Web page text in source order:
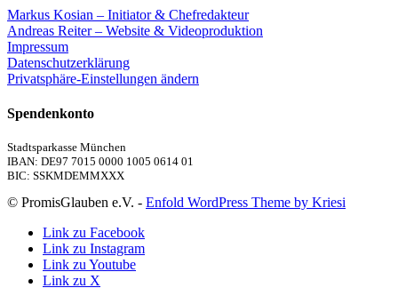
Markus Kosian – Initiator & Chefredakteur
Andreas Reiter – Website & Videoproduktion
Impressum
Datenschutzerklärung
Privatsphäre-Einstellungen ändern
Spendenkonto
Stadtsparkasse München
IBAN: DE97 7015 0000 1005 0614 01
BIC: SSKMDEMMXXX
© PromisGlauben e.V. - Enfold WordPress Theme by Kriesi
Link zu Facebook
Link zu Instagram
Link zu Youtube
Link zu X